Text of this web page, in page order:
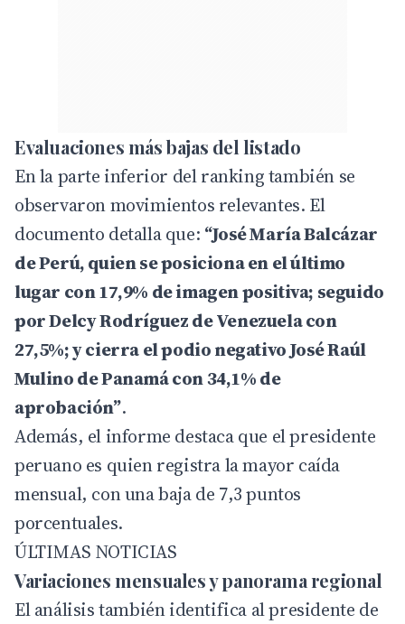
Evaluaciones más bajas del listado
En la parte inferior del ranking también se
observaron movimientos relevantes. El
documento detalla que: “José María Balcázar
de Perú, quien se posiciona en el último
lugar con 17,9% de imagen positiva; seguido
por Delcy Rodríguez de Venezuela con
27,5%; y cierra el podio negativo José Raúl
Mulino de Panamá con 34,1% de
aprobación”.
Además, el informe destaca que el presidente
peruano es quien registra la mayor caída
mensual, con una baja de 7,3 puntos
porcentuales.
ÚLTIMAS NOTICIAS
Variaciones mensuales y panorama regional
El análisis también identifica al presidente de